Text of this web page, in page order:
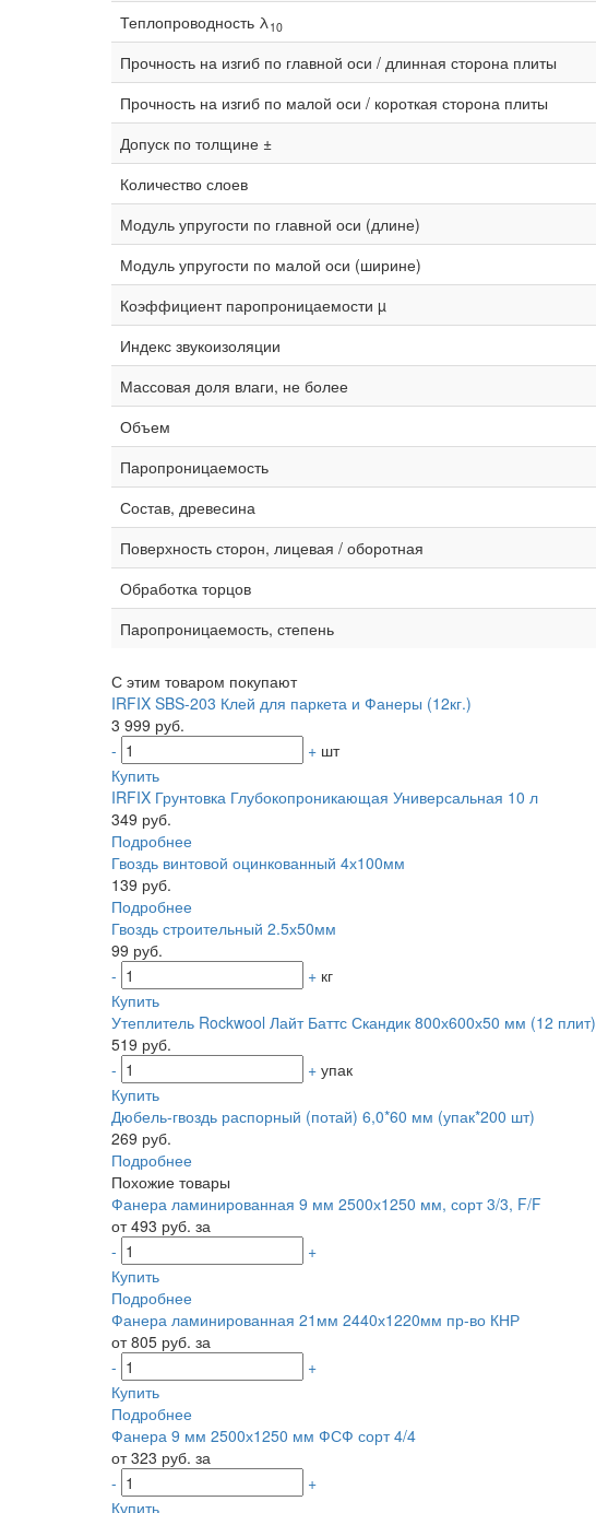
Теплопроводность λ10
Прочность на изгиб по главной оси / длинная сторона плиты
Прочность на изгиб по малой оси / короткая сторона плиты
Допуск по толщине ±
Количество слоев
Модуль упругости по главной оси (длине)
Модуль упругости по малой оси (ширине)
Коэффициент паропроницаемости µ
Индекс звукоизоляции
Массовая доля влаги, не более
Объем
Паропроницаемость
Состав, древесина
Поверхность сторон, лицевая / оборотная
Обработка торцов
Паропроницаемость, степень
С этим товаром покупают
IRFIX SBS-203 Клей для паркета и Фанеры (12кг.)
3 999 руб.
-
+ шт
Купить
IRFIX Грунтовка Глубокопроникающая Универсальная 10 л
349 руб.
Подробнее
Гвоздь винтовой оцинкованный 4х100мм
139 руб.
Подробнее
Гвоздь строительный 2.5х50мм
99 руб.
-
+ кг
Купить
Утеплитель Rockwool Лайт Баттс Скандик 800х600х50 мм (12 плит)
519 руб.
-
+ упак
Купить
Дюбель-гвоздь распорный (потай) 6,0*60 мм (упак*200 шт)
269 руб.
Подробнее
Похожие товары
Фанера ламинированная 9 мм 2500х1250 мм, сорт 3/3, F/F
от 493 руб. за
-
+
Купить
Подробнее
Фанера ламинированная 21мм 2440х1220мм пр-во КНР
от 805 руб. за
-
+
Купить
Подробнее
Фанера 9 мм 2500х1250 мм ФСФ сорт 4/4
от 323 руб. за
-
+
Купить